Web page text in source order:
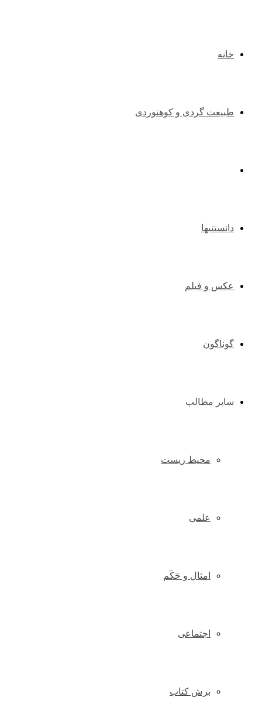
خانه
طبیعت گردی و کوهنوردی
دانستنیها
عکس و فیلم
گوناگون
سایر مطالب
محیط زیست
علمی
امثال و حَکَم
اجتماعی
برش کتاب